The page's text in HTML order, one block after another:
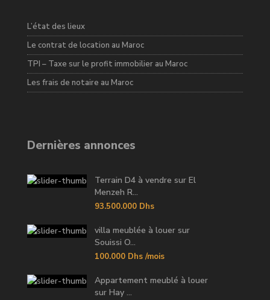
L’état des lieux
Le contrat de location au Maroc
TPI – Taxe sur le profit immobilier au Maroc
Les frais de notaire au Maroc
Dernières annonces
Terrain D4 à vendre sur El
Menzeh R...
93.500.000 Dhs
villa meublée à louer sur
Souissi O...
100.000 Dhs /mois
Appartement meublé à louer
sur Hay ...